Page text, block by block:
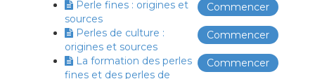
Commencer
Perle fines : origines et
sources
Commencer
Perles de culture :
origines et sources
Commencer
La formation des perles
fines et des perles de